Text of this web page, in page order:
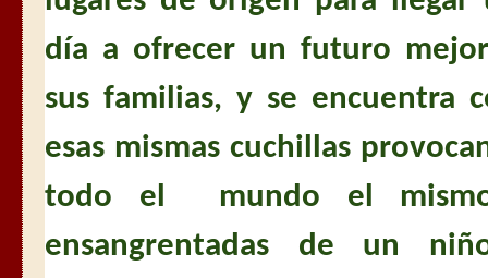
día a ofrecer un futuro
sus familias, y se encuentra
esas mismas cuchillas
todo el mundo el
ensangrentadas de un